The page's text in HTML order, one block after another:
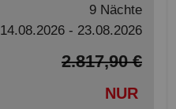
9 Nächte
14.08.2026 - 23.08.2026
2.817,90 €
NUR